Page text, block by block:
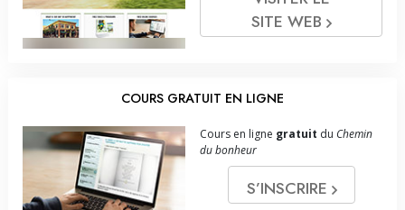
SITE WEB
COURS GRATUIT EN LIGNE
Cours en ligne gratuit du Chemin
du bonheur
S’INSCRIRE